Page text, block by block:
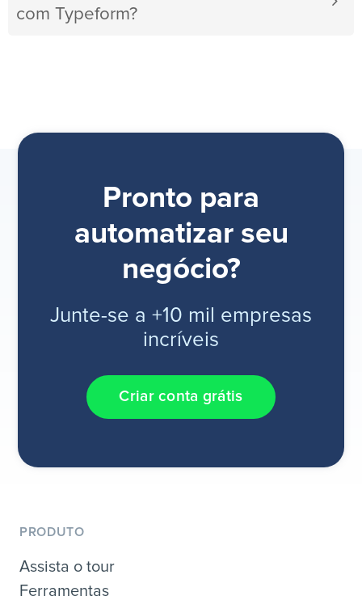
com Typeform?
Pronto para
automatizar seu
negócio?
Junte-se a +10 mil empresas
incríveis
Criar conta grátis
PRODUTO
Assista o tour
Ferramentas